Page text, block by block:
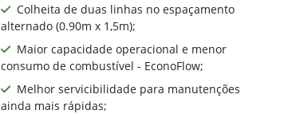
Colheita de duas linhas no espaçamento
alternado (0.90m x 1,5m);
Maior capacidade operacional e menor
consumo de combustível - EconoFlow;
Melhor servicibilidade para manutenções
ainda mais rápidas;